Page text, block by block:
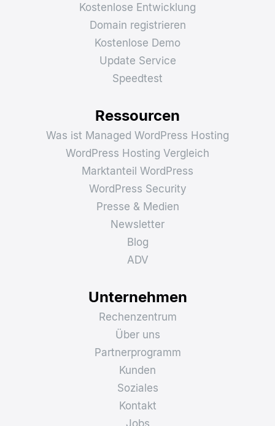
Kostenlose Entwicklung
Domain registrieren
Kostenlose Demo
Update Service
Speedtest
Ressourcen
Was ist Managed WordPress Hosting
WordPress Hosting Vergleich
Marktanteil WordPress
WordPress Security
Presse & Medien
Newsletter
Blog
ADV
Unternehmen
Rechenzentrum
Über uns
Partnerprogramm
Kunden
Soziales
Kontakt
Jobs